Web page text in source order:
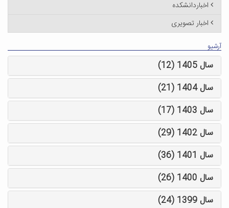
اخباردانشکده
اخبار تصویری
آرشیو
سال 1405 (12)
سال 1404 (21)
سال 1403 (17)
سال 1402 (29)
سال 1401 (36)
سال 1400 (26)
سال 1399 (24)